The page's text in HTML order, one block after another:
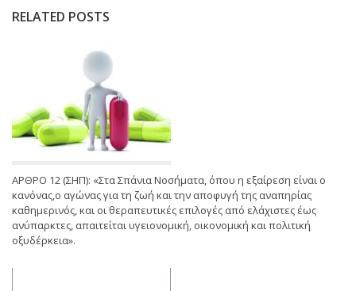
RELATED POSTS
ΑΡΘΡΟ 12 (ΣΗΠ): «Στα Σπάνια Νοσήματα, όπου η εξαίρεση είναι ο
κανόνας,ο αγώνας για τη ζωή και την αποφυγή της αναπηρίας
καθημερινός, και οι θεραπευτικές επιλογές από ελάχιστες έως
ανύπαρκτες, απαιτείται υγειονομική, οικονομική και πολιτική
οξυδέρκεια».